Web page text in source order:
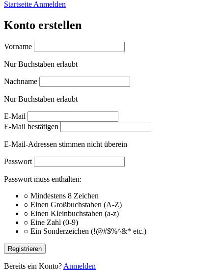
Startseite Anmelden
Konto erstellen
Vorname
Nur Buchstaben erlaubt
Nachname
Nur Buchstaben erlaubt
E-Mail
E-Mail bestätigen
E-Mail-Adressen stimmen nicht überein
Passwort
Passwort muss enthalten:
○ Mindestens 8 Zeichen
○ Einen Großbuchstaben (A-Z)
○ Einen Kleinbuchstaben (a-z)
○ Eine Zahl (0-9)
○ Ein Sonderzeichen (!@#$%^&* etc.)
Registrieren
Bereits ein Konto? Anmelden